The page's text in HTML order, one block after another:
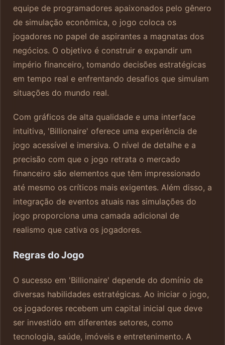
equipe de programadores apaixonados pelo gênero
de simulação econômica, o jogo coloca os
jogadores no papel de aspirantes a magnatas dos
negócios. O objetivo é construir e expandir um
império financeiro, tomando decisões estratégicas
em tempo real e enfrentando desafios que simulam
situações do mundo real.
Com gráficos de alta qualidade e uma interface
intuitiva, 'Billionaire' oferece uma experiência de
jogo acessível e imersiva. O nível de detalhe e a
precisão com que o jogo retrata o mercado
financeiro são elementos que têm impressionado
até mesmo os críticos mais exigentes. Além disso, a
integração de eventos atuais nas simulações do
jogo proporciona uma camada adicional de
realismo que cativa os jogadores.
Regras do Jogo
O sucesso em 'Billionaire' depende do domínio de
diversas habilidades estratégicas. Ao iniciar o jogo,
os jogadores recebem um capital inicial que deve
ser investido em diferentes setores, como
tecnologia, saúde, imóveis e entretenimento. A